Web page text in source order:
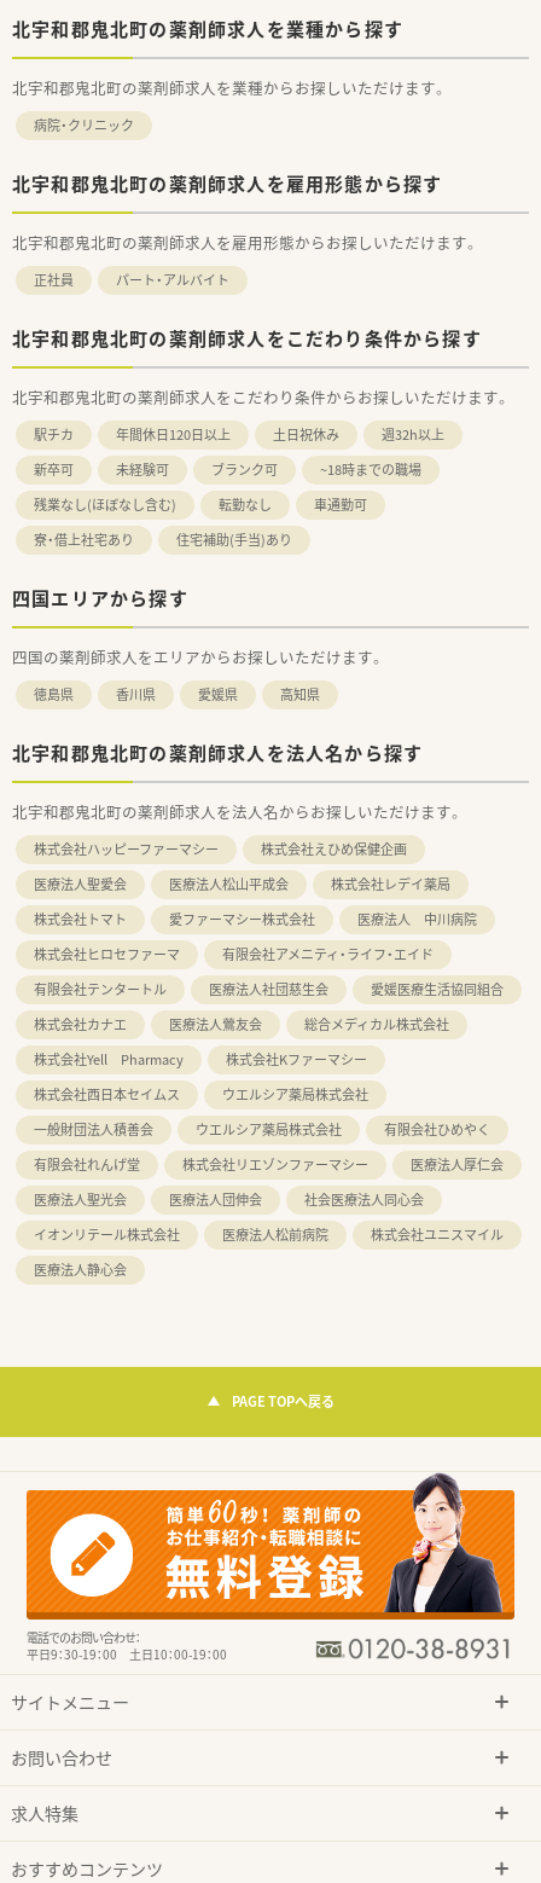
北宇和郡鬼北町の薬剤師求人を業種から探す
北宇和郡鬼北町の薬剤師求人を業種からお探しいただけます。
病院・クリニック
北宇和郡鬼北町の薬剤師求人を雇用形態から探す
北宇和郡鬼北町の薬剤師求人を雇用形態からお探しいただけます。
正社員 パート・アルバイト
北宇和郡鬼北町の薬剤師求人をこだわり条件から探す
北宇和郡鬼北町の薬剤師求人をこだわり条件からお探しいただけます。
駅チカ 年間休日120日以上 土日祝休み
週32h以上
新卒可
未経験可 ブランク可
~18時までの職場
残業なし(ほぼなし含む)
転勤なし
車通勤可
寮・借上社宅あり
住宅補助(手当)あり
四国エリアから探す
四国の薬剤師求人をエリアからお探しいただけます。
徳島県 香川県 愛媛県 高知県
北宇和郡鬼北町の薬剤師求人を法人名から探す
北宇和郡鬼北町の薬剤師求人を法人名からお探しいただけます。
株式会社ハッピーファーマシー
株式会社えひめ保健企画
医療法人聖愛会
医療法人松山平成会
株式会社レデイ薬局
株式会社トマト
愛ファーマシー株式会社
医療法人 中川病院
株式会社ヒロセファーマ
有限会社アメニティ・ライフ・エイド
有限会社テンタートル
医療法人社団慈生会
愛媛医療生活協同組合
株式会社カナエ
医療法人鶯友会
総合メディカル株式会社
株式会社Yell Pharmacy
株式会社Kファーマシー
株式会社西日本セイムス
ウエルシア薬局株式会社
一般財団法人積善会
ウエルシア薬局株式会社
有限会社ひめやく
有限会社れんげ堂
株式会社リエゾンファーマシー
医療法人厚仁会
医療法人聖光会
医療法人団伸会
社会医療法人同心会
イオンリテール株式会社
医療法人松前病院
株式会社ユニスマイル
医療法人静心会
PAGE TOPへ戻る
電話でのお問い合わせ：
平日9：30-19：00 土日10：00-19：00
サイトメニュー
お問い合わせ
求人特集
おすすめコンテンツ